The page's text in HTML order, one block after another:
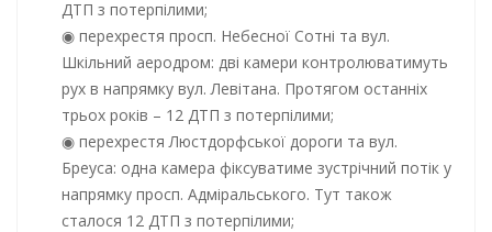
ДТП з потерпілими;
перехрестя просп. Небесної Сотні та вул.
Шкільний аеродром: дві камери контролюватимуть
рух в напрямку вул. Левітана. Протягом останніх
трьох років – 12 ДТП з потерпілими;
перехрестя Люстдорфської дороги та вул.
Бреуса: одна камера фіксуватиме зустрічний потік у
напрямку просп. Адміральського. Тут також
сталося 12 ДТП з потерпілими;